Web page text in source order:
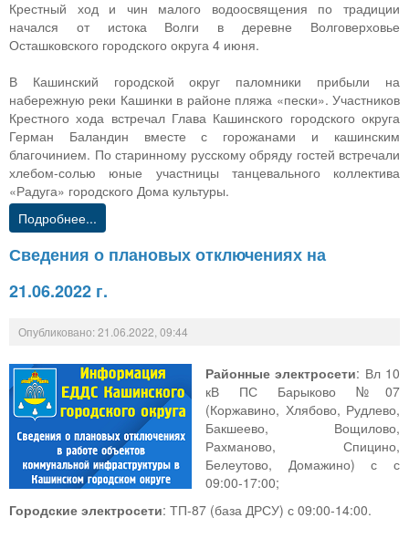
Крестный ход и чин малого водоосвящения по традиции
начался от истока Волги в деревне Волговерховье
Осташковского городского округа 4 июня.
В Кашинский городской округ паломники прибыли на
набережную реки Кашинки в районе пляжа «пески». Участников
Крестного хода встречал Глава Кашинского городского округа
Герман Баландин вместе с горожанами и кашинским
благочинием. По старинному русскому обряду гостей встречали
хлебом-солью юные участницы танцевального коллектива
«Радуга» городского Дома культуры.
Подробнее...
Сведения о плановых отключениях на
21.06.2022 г.
Опубликовано: 21.06.2022, 09:44
Районные электросети: Вл 10
кВ ПС Барыково №07
(Коржавино, Хлябово, Рудлево,
Бакшеево, Вощилово,
Рахманово, Спицино,
Белеутово, Домажино) с с
09:00-17:00;
Городские электросети: ТП-87 (база ДРСУ) с 09:00-14:00.